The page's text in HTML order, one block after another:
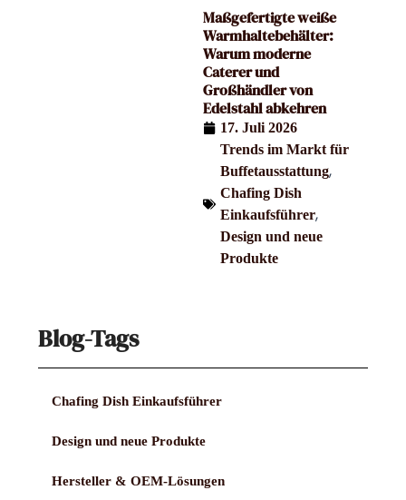
Maßgefertigte weiße
Warmhaltebehälter:
Warum moderne
Caterer und
Großhändler von
Edelstahl abkehren
17. Juli 2026
Trends im Markt für
Buffetausstattung,
Chafing Dish
Einkaufsführer,
Design und neue
Produkte
Blog-Tags
Chafing Dish Einkaufsführer
Design und neue Produkte
Hersteller & OEM-Lösungen